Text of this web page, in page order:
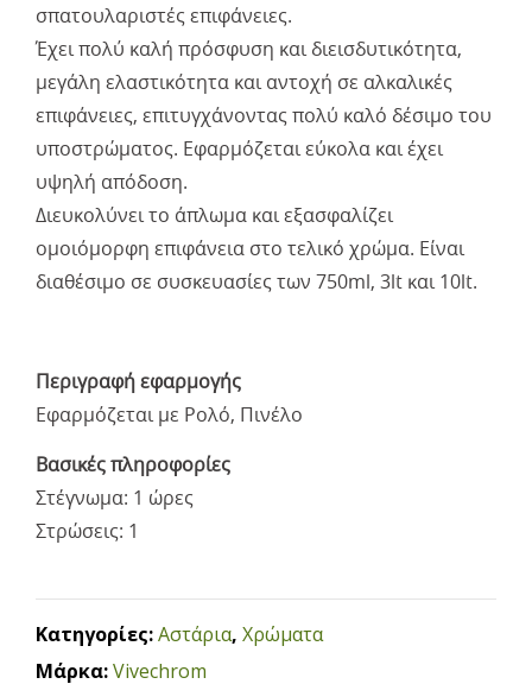
σπατουλαριστές επιφάνειες.
Έχει πολύ καλή πρόσφυση και διεισδυτικότητα,
μεγάλη ελαστικότητα και αντοχή σε αλκαλικές
επιφάνειες, επιτυγχάνοντας πολύ καλό δέσιμο του
υποστρώματος. Εφαρμόζεται εύκολα και έχει
υψηλή απόδοση.
Διευκολύνει το άπλωμα και εξασφαλίζει
ομοιόμορφη επιφάνεια στο τελικό χρώμα. Είναι
διαθέσιμο σε συσκευασίες των 750ml, 3lt και 10lt.
Περιγραφή εφαρμογής
Εφαρμόζεται με Ρολό, Πινέλο
Βασικές πληροφορίες
Στέγνωμα: 1 ώρες
Στρώσεις: 1
Κατηγορίες:Αστάρια, Χρώματα
Μάρκα:Vivechrom